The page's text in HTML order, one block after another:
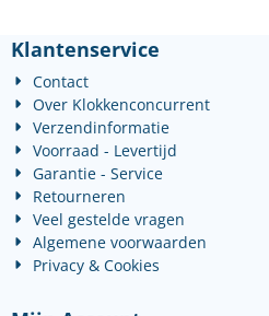
Klantenservice
Contact
Over Klokkenconcurrent
Verzendinformatie
Voorraad - Levertijd
Garantie - Service
Retourneren
Veel gestelde vragen
Algemene voorwaarden
Privacy & Cookies